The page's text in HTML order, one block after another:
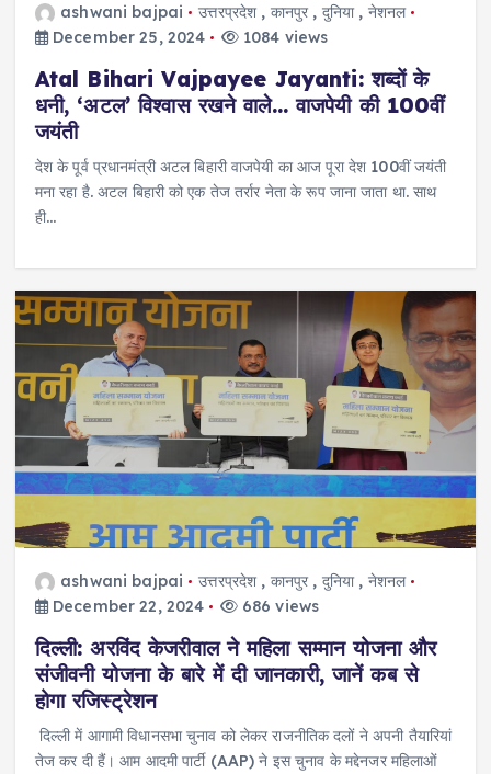
ashwani bajpai उत्तरप्रदेश , कानपुर , दुनिया, नेशनल
December 25, 2024
1084 views
Atal Bihari Vajpayee Jayanti: शब्दों के
धनी, ‘अटल’ विश्वास रखने वाले… वाजपेयी की 100वीं
जयंती
देश के पूर्व प्रधानमंत्री अटल बिहारी वाजपेयी का आज पूरा देश 100वीं जयंती
मना रहा है. अटल बिहारी को एक तेज तर्रार नेता के रूप जाना जाता था. साथ
ही…
ashwani bajpai उत्तरप्रदेश , कानपुर , दुनिया, नेशनल
December 22, 2024
686 views
दिल्ली: अरविंद केजरीवाल ने महिला सम्मान योजना और
संजीवनी योजना के बारे में दी जानकारी, जानें कब से
होगा रजिस्ट्रेशन
दिल्ली में आगामी विधानसभा चुनाव को लेकर राजनीतिक दलों ने अपनी तैयारियां
तेज कर दी हैं। आम आदमी पार्टी (AAP) ने इस चुनाव के मद्देनजर महिलाओं